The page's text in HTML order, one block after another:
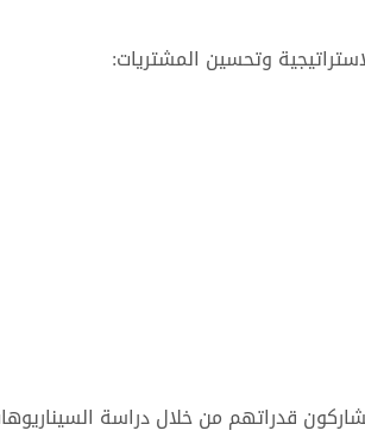
وتحسين المشتريات:
قدراتهم من خلال دراسة